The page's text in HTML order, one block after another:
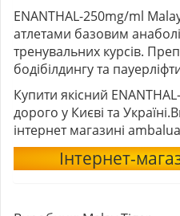
ENANTHAL-250mg/ml
атлетами базовим
тренувальних курсів.
бодібілдингу та
Купити якісний
дорого у Києві та
інтернет магазині
Інтернет-